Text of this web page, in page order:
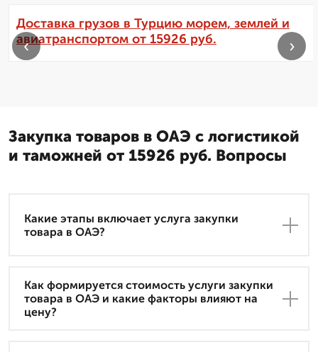
Доставка грузов в Турцию морем, землей и
авиатранспортом от 15926 руб.
‹ ›
Закупка товаров в ОАЭ с логистикой
и таможней от 15926 руб. Вопросы
Какие этапы включает услуга закупки
товара в ОАЭ?
Как формируется стоимость услуги закупки
товара в ОАЭ и какие факторы влияют на
цену?